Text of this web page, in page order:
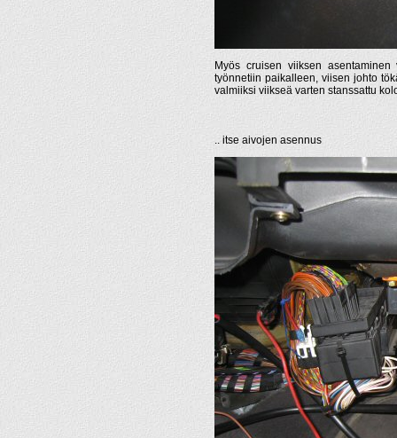
Myös cruisen viiksen
työnnetiin paikalleen, viisen johto
valmiiksi viikseä varten stanssattu
.. itse aivojen asennus